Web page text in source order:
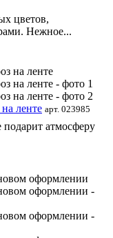
цветов,
Нежное...
ленте арт. 023985
подарит атмосферу